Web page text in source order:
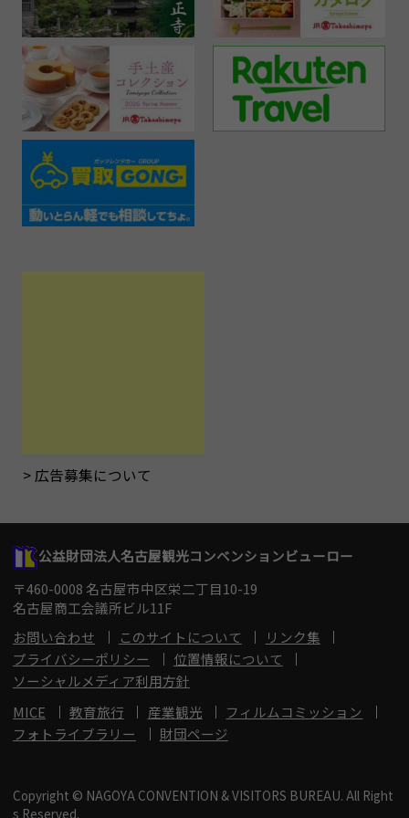
広告募集について
公益財団法人名古屋観光コンベンションビューロー
〒460-0008 名古屋市中区栄二丁目10-19
名古屋商工会議所ビル11F
お問い合わせ
このサイトについて
リンク集
プライバシーポリシー
位置情報について
ソーシャルメディア利用方針
MICE
教育旅行 産業観光
フィルムコミッション
フォトライブラリー
財団ページ
Copyright © NAGOYA CONVENTION & VISITORS BUREAU. All Right
s Reserved.